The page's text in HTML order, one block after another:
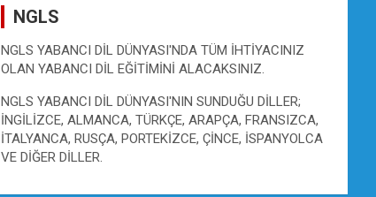
NGLS
NGLS YABANCI DİL DÜNYASI'NDA TÜM İHTİYACINIZ
OLAN YABANCI DİL EĞİTİMİNİ ALACAKSINIZ.
NGLS YABANCI DİL DÜNYASI'NIN SUNDUĞU DİLLER;
İNGİLİZCE, ALMANCA, TÜRKÇE, ARAPÇA, FRANSIZCA,
İTALYANCA, RUSÇA, PORTEKİZCE, ÇİNCE, İSPANYOLCA
VE DİĞER DİLLER.